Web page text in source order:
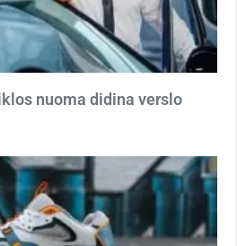
nuoma didina verslo